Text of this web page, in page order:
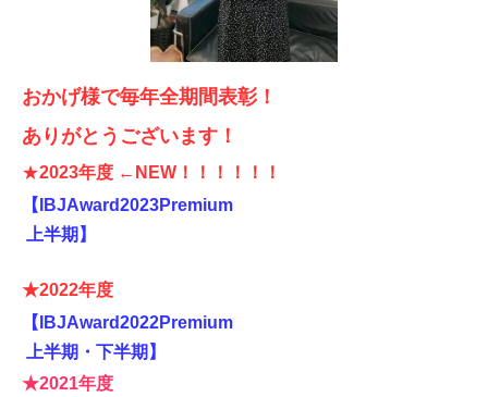
おかげ様で毎年全期間表彰！
ありがとうございます！
★2023年度 ←NEW ！！！！！！
【IBJAward2023Premium
上半期】
★2022年度
【IBJAward2022Premium
上半期・下半期】
★2021年度